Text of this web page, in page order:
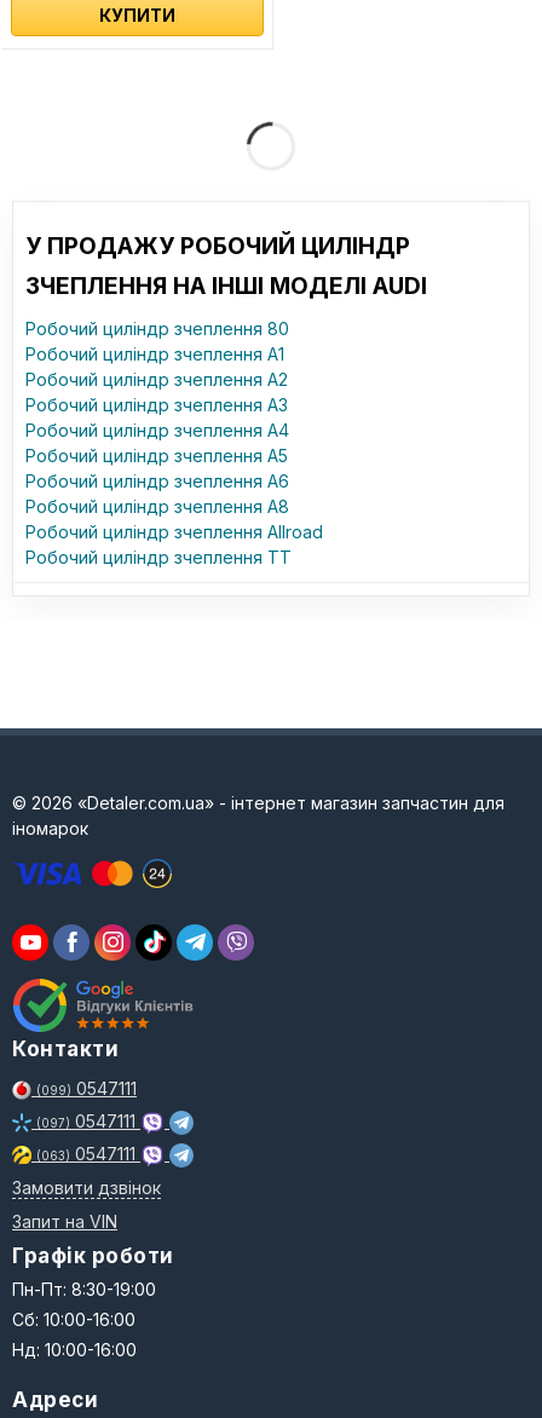
КУПИТИ
У ПРОДАЖУ РОБОЧИЙ ЦИЛІНДР
ЗЧЕПЛЕННЯ НА ІНШІ МОДЕЛІ AUDI
Робочий циліндр зчеплення 80
Робочий циліндр зчеплення A1
Робочий циліндр зчеплення A2
Робочий циліндр зчеплення A3
Робочий циліндр зчеплення A4
Робочий циліндр зчеплення A5
Робочий циліндр зчеплення A6
Робочий циліндр зчеплення A8
Робочий циліндр зчеплення Allroad
Робочий циліндр зчеплення TT
© 2026 «Detaler.com.ua» - інтернет магазин запчастин для
іномарок
Контакти
(099) 0547111
(097) 0547111
(063) 0547111
Замовити дзвінок
Запит на VIN
Графік роботи
Пн-Пт: 8:30-19:00
Сб: 10:00-16:00
Нд: 10:00-16:00
Адреси